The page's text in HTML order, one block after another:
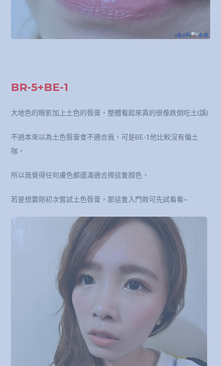
BR-5+BE-1
大地色的眼影加上土色的唇膏，整體看起來真的很像跌倒吃土(誤)
不過本來以為土色唇膏會不適合我，可是BE-1他比較沒有偏土
咖，
所以我覺得任何膚色都還滿適合擦這隻顏色，
若是想要剛初次嘗試土色唇膏，那這隻入門款可先試看看~